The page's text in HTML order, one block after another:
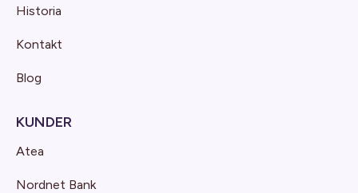
Historia
Kontakt
Blog
KUNDER
Atea
Nordnet Bank